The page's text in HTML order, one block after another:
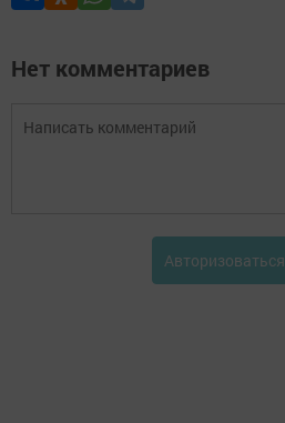
Нет комментариев
Авторизоваться